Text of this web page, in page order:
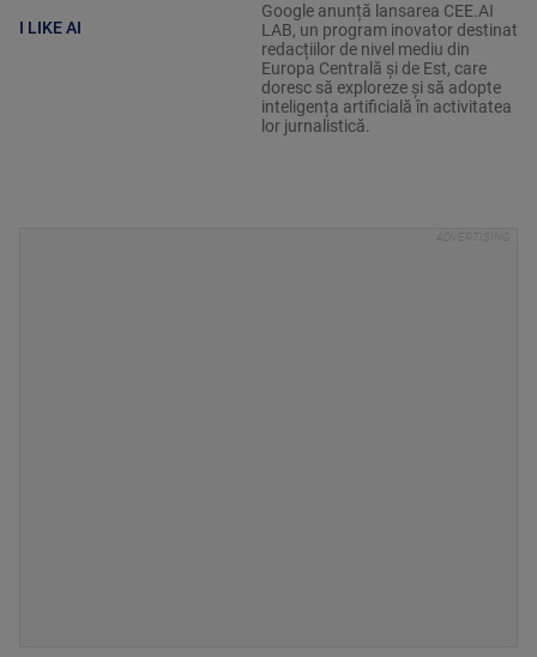
I LIKE AI
Google anunță lansarea CEE.AI
LAB, un program inovator destinat
redacțiilor de nivel mediu din
Europa Centrală și de Est, care
doresc să exploreze și să adopte
inteligența artificială în activitatea
lor jurnalistică.